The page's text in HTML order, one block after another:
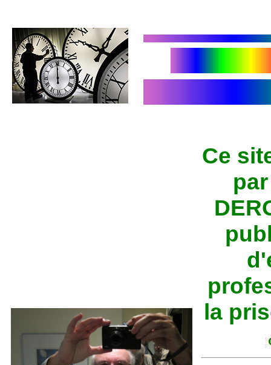
Ce
la